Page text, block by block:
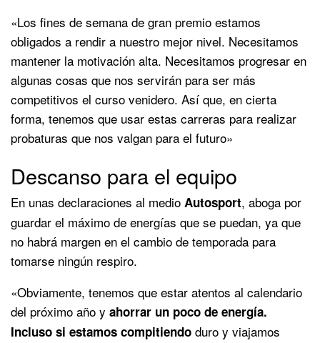
«Los fines de semana de gran premio estamos
obligados a rendir a nuestro mejor nivel. Necesitamos
mantener la motivación alta. Necesitamos progresar en
algunas cosas que nos servirán para ser más
competitivos el curso venidero. Así que, en cierta
forma, tenemos que usar estas carreras para realizar
probaturas que nos valgan para el futuro»
Descanso para el equipo
En unas declaraciones al medio Autosport, aboga por
guardar el máximo de energías que se puedan, ya que
no habrá margen en el cambio de temporada para
tomarse ningún respiro.
«Obviamente, tenemos que estar atentos al calendario
del próximo año y ahorrar un poco de energía.
Incluso si estamos compitiendo duro y viajamos